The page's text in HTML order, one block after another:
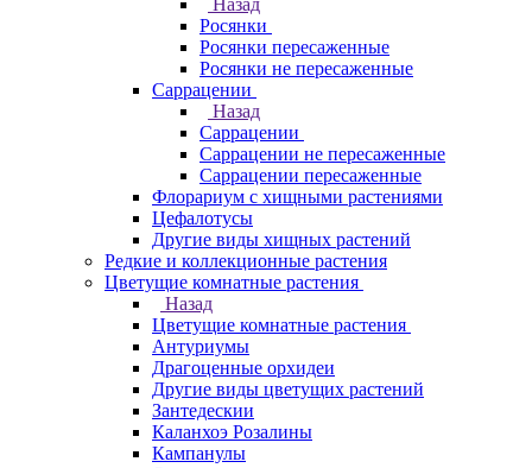
Назад
Росянки
Росянки пересаженные
Росянки не пересаженные
Саррацении
Назад
Саррацении
Саррацении не пересаженные
Саррацении пересаженные
Флорариум с хищными растениями
Цефалотусы
Другие виды хищных растений
Редкие и коллекционные растения
Цветущие комнатные растения
Назад
Цветущие комнатные растения
Антуриумы
Драгоценные орхидеи
Другие виды цветущих растений
Зантедескии
Каланхоэ Розалины
Кампанулы